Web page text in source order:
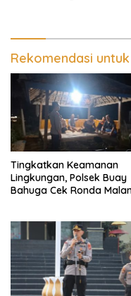
Rekomendasi
Tingkatkan Keamanan
Lingkungan, Polsek Buay
Bahuga Cek Ronda